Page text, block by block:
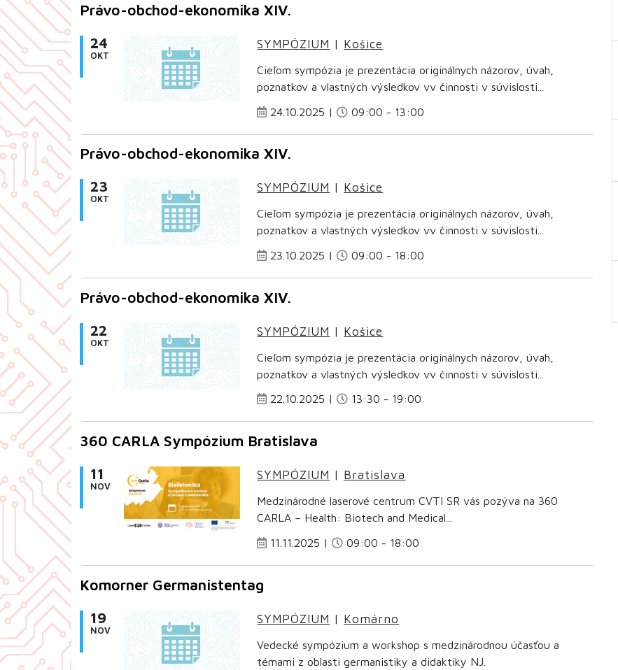
Právo-obchod-ekonomika XIV.
24
OKT
SYMPÓZIUM | Košice
Cieľom sympózia je prezentácia originálnych názorov, úvah,
poznatkov a vlastných výsledkov vv činnosti v súvislosti...
24.10.2025 |
09:00 - 13:00
Právo-obchod-ekonomika XIV.
23
OKT
SYMPÓZIUM | Košice
Cieľom sympózia je prezentácia originálnych názorov, úvah,
poznatkov a vlastných výsledkov vv činnosti v súvislosti...
23.10.2025 |
09:00 - 18:00
Právo-obchod-ekonomika XIV.
22
OKT
SYMPÓZIUM | Košice
Cieľom sympózia je prezentácia originálnych názorov, úvah,
poznatkov a vlastných výsledkov vv činnosti v súvislosti...
22.10.2025 |
13:30 - 19:00
360 CARLA Sympózium Bratislava
11
NOV
SYMPÓZIUM | Bratislava
Medzinárodné laserové centrum CVTI SR vás pozýva na 360
CARLA – Health: Biotech and Medical...
11.11.2025 |
09:00 - 18:00
Komorner Germanistentag
19
NOV
SYMPÓZIUM | Komárno
Vedecké sympózium a workshop s medzinárodnou účasťou a
témami z oblasti germanistiky a didaktiky NJ.